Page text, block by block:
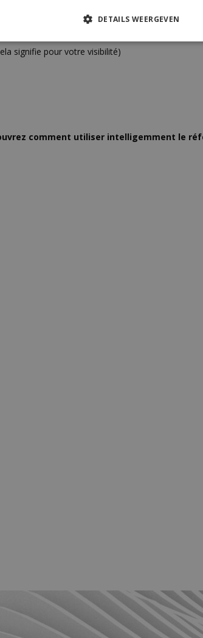
pour les boutiques en ligne
signifie pour votre visibilité)
comment utiliser intelligemment le
DETAILS WEERGEVEN